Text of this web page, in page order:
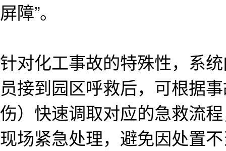
屏障”。
针对化工事故的特殊性，系
员接到园区呼救后，可根据
伤）快速调取对应的急救流
现场紧急处理，避免因处置